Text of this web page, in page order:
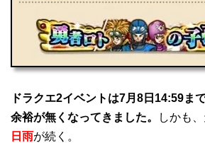
ドラクエ2イベントは7月8日14:59ま
余裕が無くなってきました。
しかも
日雨が続く。